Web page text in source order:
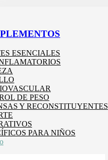
ESENCIALES
DE PESO
Y RECONSTITUYENTES
PARA NIÑOS